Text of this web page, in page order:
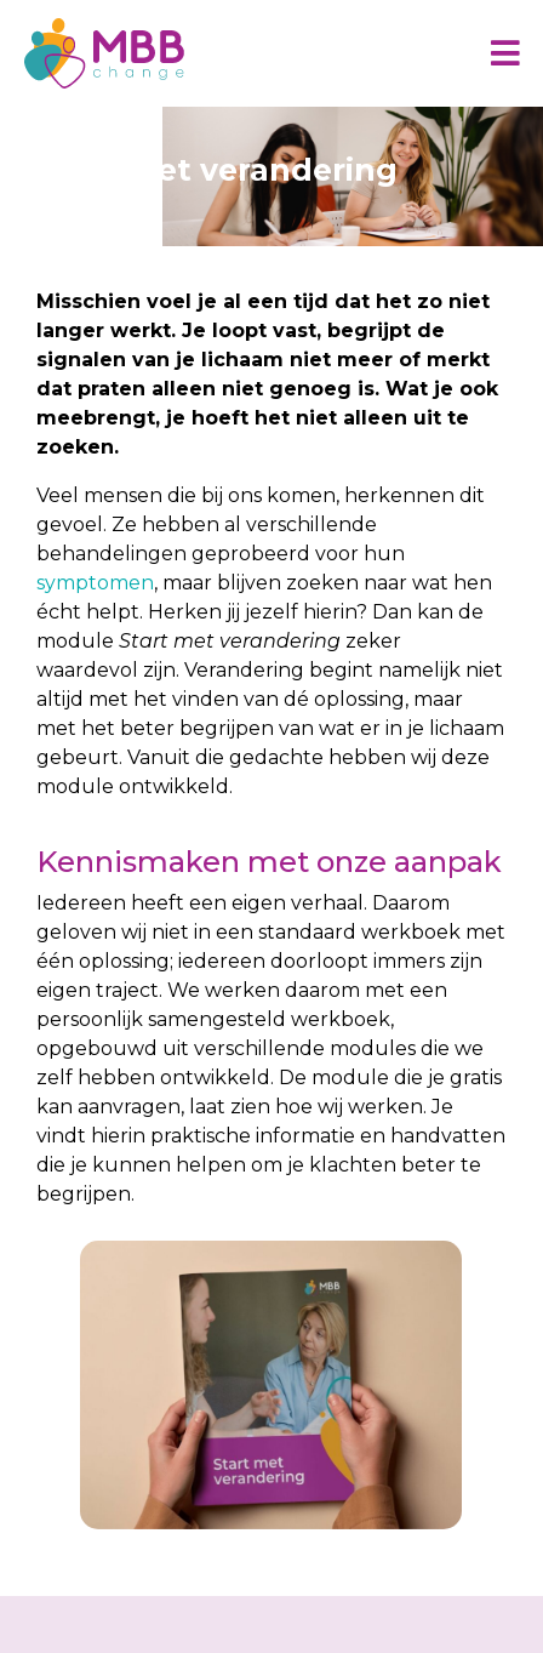
Start met verandering
Misschien voel je al een tijd dat het zo niet
langer werkt. Je loopt vast, begrijpt de
signalen van je lichaam niet meer of merkt
dat praten alleen niet genoeg is. Wat je ook
meebrengt, je hoeft het niet alleen uit te
zoeken.
Veel mensen die bij ons komen, herkennen dit
gevoel. Ze hebben al verschillende
behandelingen geprobeerd voor hun
symptomen, maar blijven zoeken naar wat hen
écht helpt. Herken jij jezelf hierin? Dan kan de
module Start met verandering zeker
waardevol zijn. Verandering begint namelijk niet
altijd met het vinden van dé oplossing, maar
met het beter begrijpen van wat er in je lichaam
gebeurt. Vanuit die gedachte hebben wij deze
module ontwikkeld.
Kennismaken met onze aanpak
Iedereen heeft een eigen verhaal. Daarom
geloven wij niet in een standaard werkboek met
één oplossing; iedereen doorloopt immers zijn
eigen traject. We werken daarom met een
persoonlijk samengesteld werkboek,
opgebouwd uit verschillende modules die we
zelf hebben ontwikkeld. De module die je gratis
kan aanvragen, laat zien hoe wij werken. Je
vindt hierin praktische informatie en handvatten
die je kunnen helpen om je klachten beter te
begrijpen.